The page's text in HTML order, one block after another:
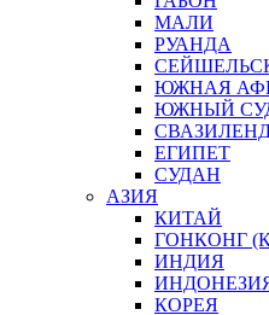
МАЛИ
РУАНДА
ЮЖНАЯ
ЮЖНЫЙ
ЕГИПЕТ
СУДАН
АЗИЯ
КИТАЙ
ГОНКОНГ
ИНДИЯ
КОРЕЯ